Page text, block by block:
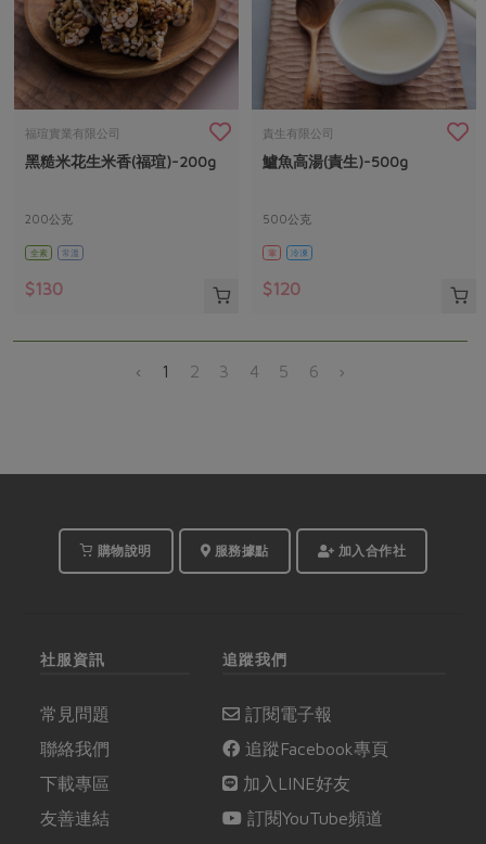
福瑄實業有限公司
黑糙米花生米香(福瑄)-200g
200公克
全素 常溫
$130
責生有限公司
鱸魚高湯(責生)-500g
500公克
葷 冷凍
$120
‹ 1 2 3 4 5 6 ›
購物說明 服務據點 加入合作社
社服資訊
常見問題
聯絡我們
下載專區
友善連結
追蹤我們
訂閱電子報
追蹤Facebook專頁
加入LINE好友
訂閱YouTube頻道